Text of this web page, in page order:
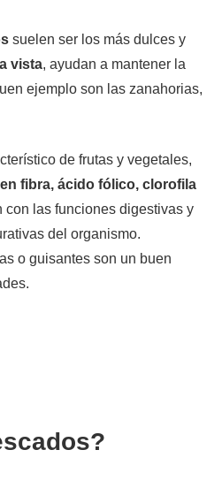
suelen ser los más dulces y
vista, ayudan a mantener la
ejemplo son las zanahorias,
de frutas y vegetales,
fibra, ácido fólico, clorofila
con las funciones digestivas y
del organismo.
o guisantes son un buen